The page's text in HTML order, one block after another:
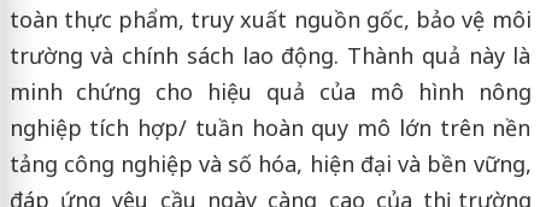
toàn thực phẩm, truy xuất nguồn gốc, bảo vệ môi
trường và chính sách lao động. Thành quả này là
minh chứng cho hiệu quả của mô hình nông
nghiệp tích hợp/ tuần hoàn quy mô lớn trên nền
tảng công nghiệp và số hóa, hiện đại và bền vững,
đáp ứng yêu cầu ngày càng cao của thị trường